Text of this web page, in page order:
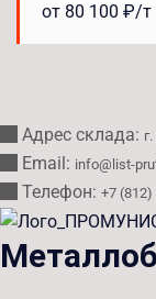
от 80 100 ₽/т
Адрес склада:
Email: info@list-
Телефон: +7 (812)